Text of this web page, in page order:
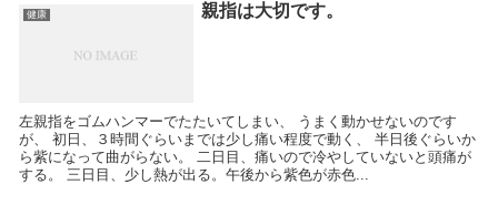
健康 親指は大切です。
左親指をゴムハンマーでたたいてしまい、 うまく動かせないのです
が、 初日、３時間ぐらいまでは少し痛い程度で動く、 半日後ぐらいか
ら紫になって曲がらない。 二日目、痛いので冷やしていないと頭痛が
する。 三日目、少し熱が出る。午後から紫色が赤色...